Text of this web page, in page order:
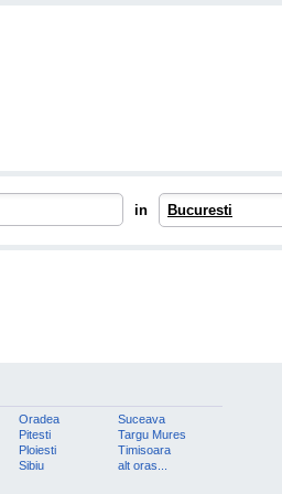
in Bucuresti
Oradea
Pitesti
Ploiesti
Sibiu
Suceava
Targu Mures
Timisoara
alt oras...